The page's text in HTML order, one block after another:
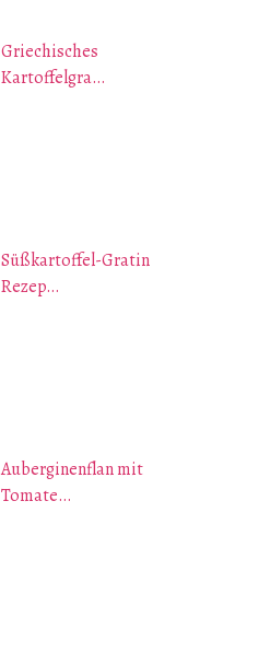
Griechisches
Kartoffelgra…
Süßkartoffel-Gratin
Rezep…
Auberginenflan mit
Tomate…